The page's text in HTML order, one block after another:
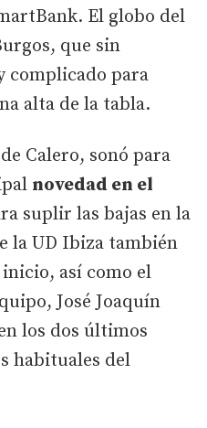
El globo del
que sin
complicado para
alta de la tabla.
Calero, sonó para
novedad en el
suplir las bajas en la
la UD Ibiza también
así como el
José Joaquín
los dos últimos
habituales del